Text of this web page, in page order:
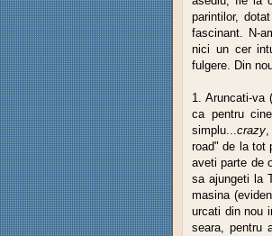
parintilor,
fascinant. N-
nici un cer
fulgere. Din
1. Aruncati-va
ca pentru
simplu...crazy,
road" de la tot
aveti parte de
sa ajungeti la
masina
urcati din nou
seara, pentru